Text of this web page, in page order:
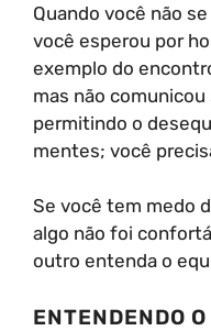
Quando você não
você esperou por
exemplo do
mas não
permitindo o
mentes; você
Se você tem medo
algo não foi
outro entenda o
ENTENDENDO